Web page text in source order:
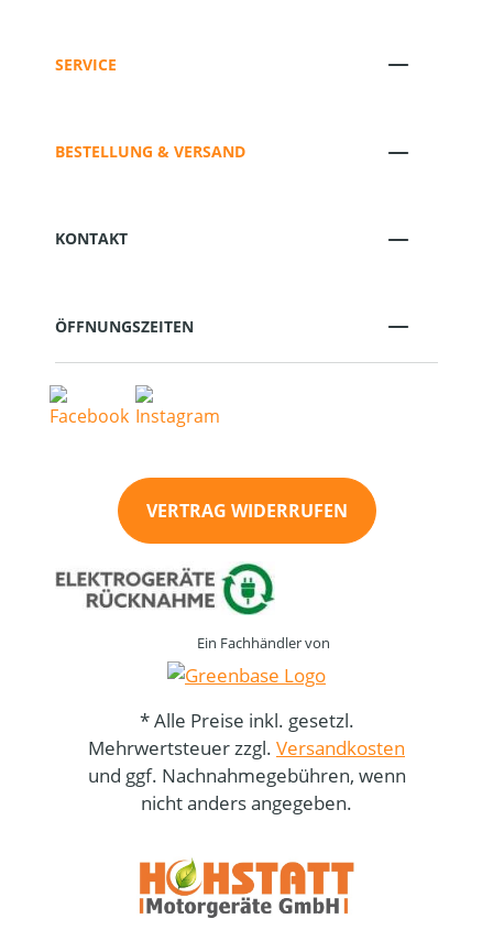
SERVICE
BESTELLUNG & VERSAND
KONTAKT
ÖFFNUNGSZEITEN
VERTRAG WIDERRUFEN
Ein Fachhändler von
* Alle Preise inkl. gesetzl.
Mehrwertsteuer zzgl. Versandkosten
und ggf. Nachnahmegebühren, wenn
nicht anders angegeben.